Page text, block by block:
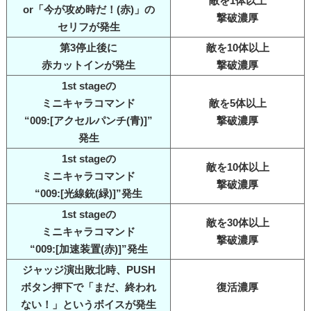
or「今が攻め時だ！(赤)」の
セリフが発生
撃破濃厚
第3停止後に
赤カットインが発生
敵を10体以上
撃破濃厚
1st stageの
ミニキャラコマンド
“009:[アクセルパンチ(青)]”
発生
敵を5体以上
撃破濃厚
1st stageの
ミニキャラコマンド
“009:[光線銃(緑)]”発生
敵を10体以上
撃破濃厚
1st stageの
ミニキャラコマンド
“009:[加速装置(赤)]”発生
敵を30体以上
撃破濃厚
ジャッジ演出敗北時、PUSH
ボタン押下で「まだ、終われ
ない！」というボイスが発生
復活濃厚